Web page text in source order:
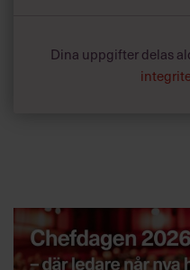
Dina uppgifter delas